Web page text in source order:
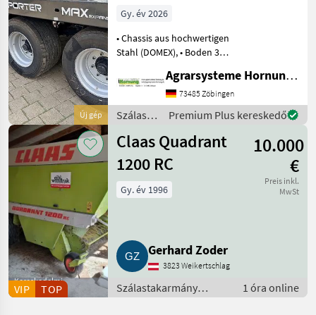
Új gép
Gy. év 2026
• Chassis aus hochwertigen
Stahl (DOMEX), • Boden 3
Plattformkannte, 35 mm •
Achsen 300 x 90 / Q80 /1850
mm 8 Bolzen / ADR
Federung, • Deic
Agrarsysteme Hornung GmbH & Co. KG
73485 Zöbingen
Szálastakarmány
/ Metal-
Fach
Premium Plus kereskedő
Kereskedelmi
szolgáltató
VIP TOP
Claas Quadrant
1200 RC
10.000
€
Preis inkl.
MwSt
Gy. év 1996
Gerhard Zoder
3823 Weikertschlag
Szálastakarmány
betakarítók / Körbálázó
1 óra online